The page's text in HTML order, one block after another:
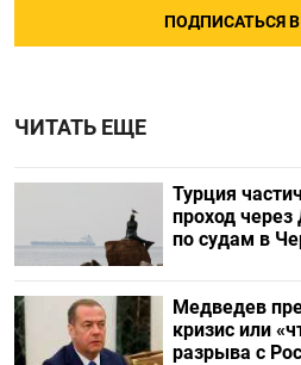
ПОДПИСАТЬСЯ В
ЧИТАТЬ ЕЩЕ
Турция
проход
по судам в
Медведев
кризис или
разрыва с